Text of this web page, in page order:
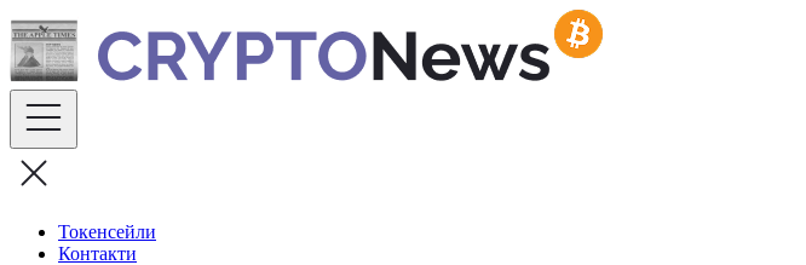
Skip
to
content
Токенсейли
Контакти